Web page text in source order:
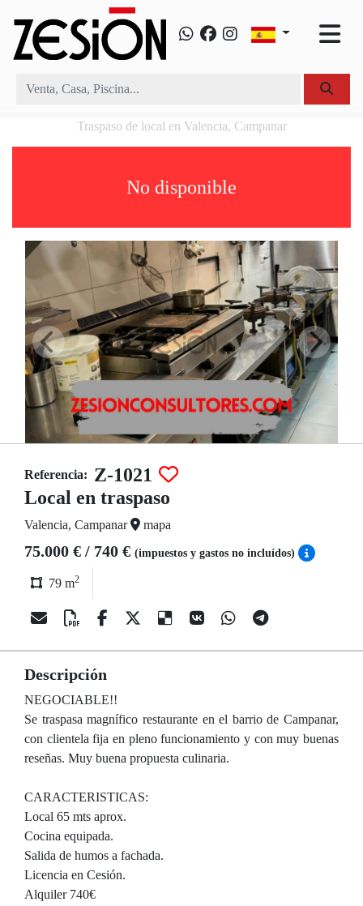
Traspaso de local en Valencia, Campanar
No disponible
Referencia: Z-1021
Local en traspaso
Valencia, Campanar mapa
75.000 € / 740 € (impuestos y gastos no incluídos)
79 m2
Descripción
NEGOCIABLE!!
Se traspasa magnífico restaurante en el barrio de Campanar,
con clientela fija en pleno funcionamiento y con muy buenas
reseñas. Muy buena propuesta culinaria.
CARACTERISTICAS:
Local 65 mts aprox.
Cocina equipada.
Salida de humos a fachada.
Licencia en Cesión.
Alquiler 740€